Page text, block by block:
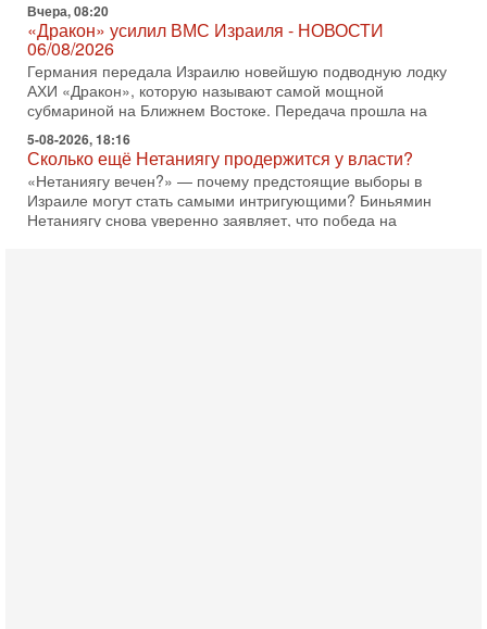
Вчера, 08:20
«Дракон» усилил ВМС Израиля - НОВОСТИ
06/08/2026
Германия передала Израилю новейшую подводную лодку
АХИ «Дракон», которую называют самой мощной
субмариной на Ближнем Востоке. Передача прошла на
5-08-2026, 18:16
Сколько ещё Нетаниягу продержится у власти?
«Нетаниягу вечен?» — почему предстоящие выборы в
Израиле могут стать самыми интригующими? Биньямин
Нетаниягу снова уверенно заявляет, что победа на